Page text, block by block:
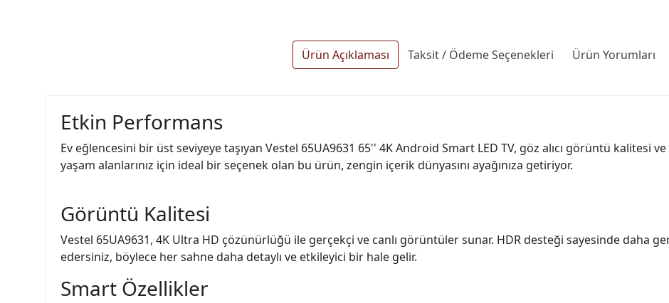
Ürün Açıklaması Taksit / Ödeme Seçenekleri Ürün Yorumları
Etkin Performans
Ev eğlencesini bir üst seviyeye taşıyan Vestel 65UA9631 65'' 4K Android Smart LED TV, göz alıcı görüntü kalitesi
yaşam alanlarınız için ideal bir seçenek olan bu ürün, zengin içerik dünyasını ayağınıza getiriyor.
Görüntü Kalitesi
Vestel 65UA9631, 4K Ultra HD çözünürlüğü ile gerçekçi ve canlı görüntüler sunar. HDR desteği sayesinde daha
edersiniz, böylece her sahne daha detaylı ve etkileyici bir hale gelir.
Smart Özellikler